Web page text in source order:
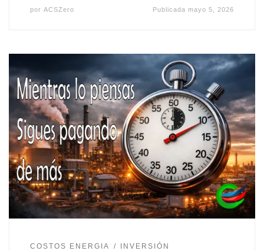
por ACSZero Publicada mayo 5, 2026
COSTOS ENERGIA INVERSIÓN